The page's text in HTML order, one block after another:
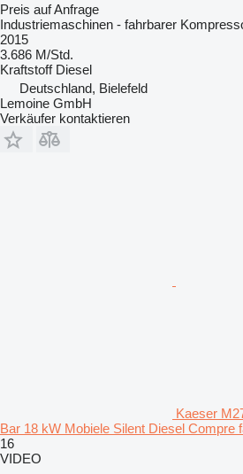
Preis auf Anfrage
Industriemaschinen - fahrbarer
2015
3.686 M/Std.
Kraftstoff Diesel
Deutschland, Bielefeld
Lemoine GmbH
Verkäufer kontaktieren
Kaeser
Bar 18 kW Mobiele Silent Diesel Compre
16
VIDEO